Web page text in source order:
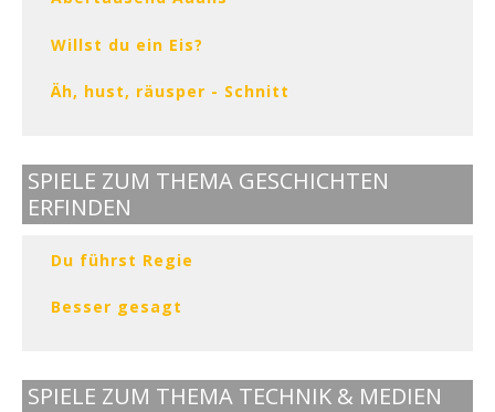
Willst du ein Eis?
Äh, hust, räusper - Schnitt
SPIELE ZUM THEMA GESCHICHTEN
ERFINDEN
Du führst Regie
Besser gesagt
SPIELE ZUM THEMA TECHNIK & MEDIEN